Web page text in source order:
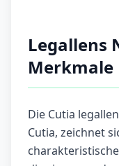
Legallens
Merkmale
Die Cutia
Cutia, zeichnet